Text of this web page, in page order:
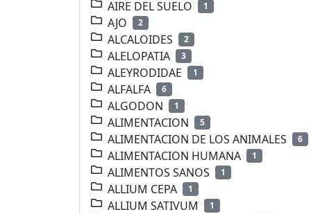
AIRE DEL SUELO 1
AJO 2
ALCALOIDES 2
ALELOPATIA 3
ALEYRODIDAE 1
ALFALFA 6
ALGODON 1
ALIMENTACION 5
ALIMENTACION DE LOS ANIMALES 6
ALIMENTACION HUMANA 1
ALIMENTOS SANOS 1
ALLIUM CEPA 1
ALLIUM SATIVUM 1